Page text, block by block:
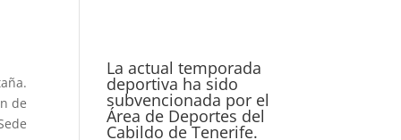
de
La actual temporada
deportiva ha sido
subvencionada por el
Área de Deportes del
Cabildo de Tenerife.